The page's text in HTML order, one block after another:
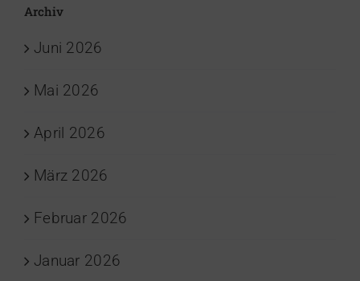
Archiv
Juni 2026
Mai 2026
April 2026
März 2026
Februar 2026
Januar 2026